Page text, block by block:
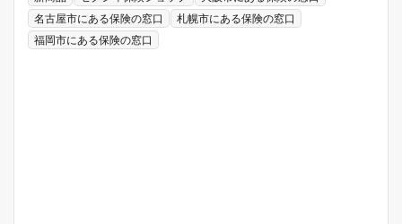
名古屋市にある保険の窓口
札幌市にある保険の窓口
福岡市にある保険の窓口